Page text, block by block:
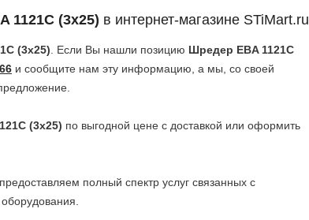
1121C (3x25) в интернет-магазине STiMart.ru
(3x25). Если Вы нашли позицию Шредер EBA 1121C
и сообщите нам эту информацию, а мы, со своей
(3x25) по выгодной цене с доставкой или оформить
полный спектр услуг связанных с